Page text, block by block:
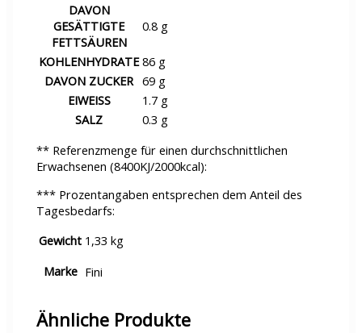
DAVON
GESÄTTIGTE
FETTSÄUREN
0.8 g
KOHLENHYDRATE 86 g
DAVON ZUCKER 69 g
EIWEISS
1.7 g
SALZ
0.3 g
** Referenzmenge für einen durchschnittlichen
Erwachsenen (8400KJ/2000kcal):
*** Prozentangaben entsprechen dem Anteil des
Tagesbedarfs:
Gewicht 1,33 kg
Marke Fini
Ähnliche Produkte